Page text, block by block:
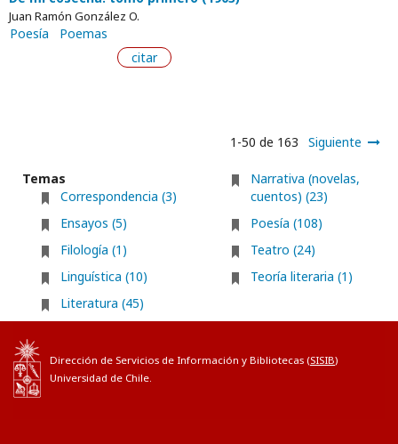
Juan Ramón González O.
Poesía
Poemas
citar
1-50 de 163 Siguiente
Temas
Correspondencia (3)
Ensayos (5)
Filología (1)
Linguística (10)
Literatura (45)
Narrativa (novelas,
cuentos) (23)
Poesía (108)
Teatro (24)
Teoría literaria (1)
Dirección de Servicios de Información y Bibliotecas (SISIB)
Universidad de Chile.